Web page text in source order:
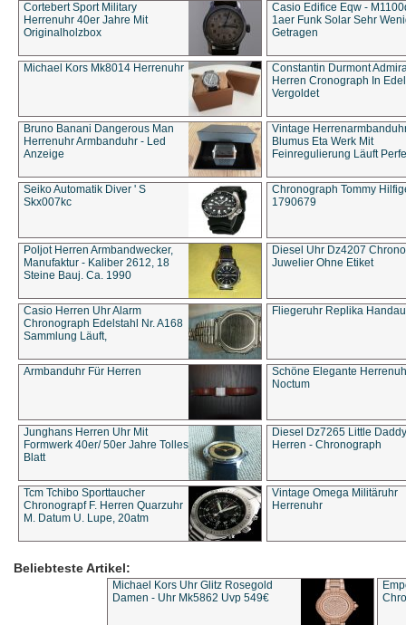
Cortebert Sport Military
Herrenuhr 40er Jahre Mit
Originalholzbox
Casio Edifice Eqw -
1aer Funk Solar Sehr
Getragen
Michael Kors Mk8014 Herrenuhr
Constantin Durmont
Herren Cronograph In
Vergoldet
Bruno Banani Dangerous Man
Herrenuhr Armbanduhr - Led
Anzeige
Vintage
Blumus Eta Werk Mit
Feinregulierung Läuft
Seiko Automatik Diver ' S
Skx007kc
Chronograph Tommy
1790679
Poljot Herren Armbandwecker,
Manufaktur - Kaliber 2612, 18
Steine Bauj. Ca. 1990
Diesel Uhr Dz4207
Juwelier Ohne Etiket
Casio Herren Uhr Alarm
Chronograph Edelstahl Nr. A168
Sammlung Läuft,
Fliegeruhr Replika
Armbanduhr Für Herren
Schöne Elegante
Noctum
Junghans Herren Uhr Mit
Formwerk 40er/ 50er Jahre Tolles
Blatt
Diesel Dz7265 Little Daddy
Herren - Chronograph
Tcm Tchibo Sporttaucher
Chronograpf F. Herren Quarzuhr
M. Datum U. Lupe, 20atm
Vintage Omega Militäruhr
Herrenuhr
Beliebteste Artikel:
Michael Kors Uhr Glitz Rosegold
Damen - Uhr Mk5862 Uvp 549€